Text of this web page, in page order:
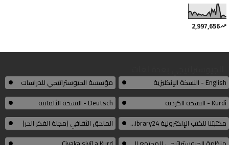
2,997,656
مؤسسة الجيوستراتيجي للدراسات
English - النسخة الإنكليزية
Deutsch - النسخة الألمانية
Kurdî - النسخة الكردية
الملحق الثقافي (مجلة الفكر الحر)
مكتبتنا للكتب الإلكترونية Thelibrary24